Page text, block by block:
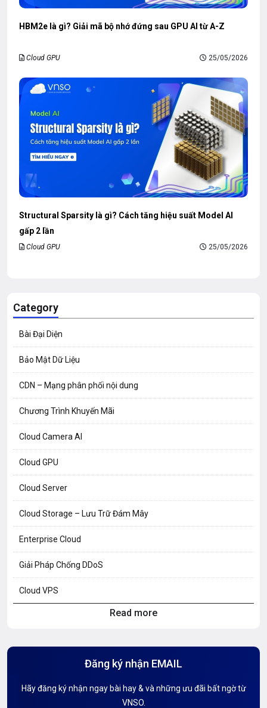
HBM2e là gì? Giải mã bộ nhớ đứng sau GPU AI từ A-Z
Cloud GPU 25/05/2026
Structural Sparsity là gì? Cách tăng hiệu suất Model AI
gấp 2 lần
Cloud GPU 25/05/2026
Category
Bài Đại Diện
Bảo Mật Dữ Liệu
CDN – Mạng phân phối nội dung
Chương Trình Khuyến Mãi
Cloud Camera AI
Cloud GPU
Cloud Server
Cloud Storage – Lưu Trữ Đám Mây
Enterprise Cloud
Giải Pháp Chống DDoS
Cloud VPS
Hướng dẫn Tên miền
Kiến thức AI
Read more
Đăng ký nhận EMAIL
Hãy đăng ký nhận ngay bài hay & và những ưu đãi bất ngờ từ
VNSO.